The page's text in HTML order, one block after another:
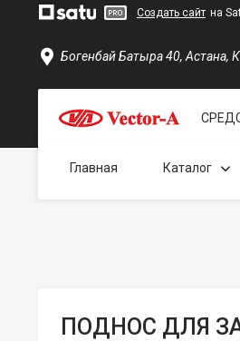
Создать сайт на
Богенбай Батыра 40, Астана,
Главная Каталог
ПОДНОС ДЛЯ